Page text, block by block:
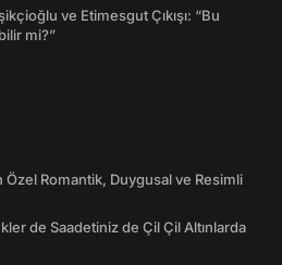
ve Etimesgut Çıkışı: “Bu
mi?”
Özel Romantik, Duygusal ve Resimli
de Saadetiniz de Çil Çil Altınlarda